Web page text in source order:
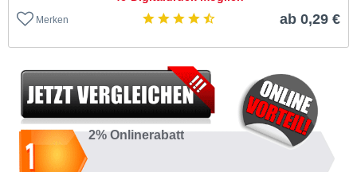
Merken ab 0,29 €
2% Onlinerabatt